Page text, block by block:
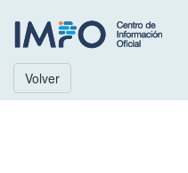
Volver